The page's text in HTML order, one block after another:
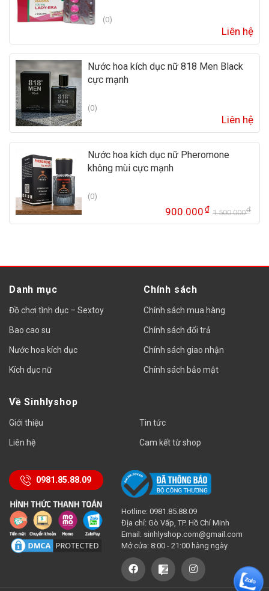
(0)
Liên hệ
Nước hoa kích dục nữ 818 Men Black
cực mạnh
(0)
Liên hệ
Nước hoa kích dục nữ Pheromone
không mùi cực mạnh
(0)
1.500.000₫
900.000₫
Danh mục
Đồ chơi tình dục – Sextoy
Bao cao su
Nước hoa kích dục
Kích dục nữ
Chính sách
Chính sách mua hàng
Chính sách đổi trả
Chính sách giao nhận
Chính sách bảo mật
Về Sinhlyshop
Giới thiệu
Liên hệ
Tin tức
Cam kết từ shop
0981.85.88.09
Hotline: 0981.85.88.09
Địa chỉ: Gò Vấp, TP. Hồ Chí Minh
Email: sinhlyshop.com@gmail.com
Mở cửa: 8:00 - 21:00 hàng ngày